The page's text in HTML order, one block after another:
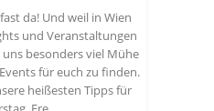
da! Und weil in Wien
und Veranstaltungen
besonders viel Mühe
für euch zu finden.
heißesten Tipps für